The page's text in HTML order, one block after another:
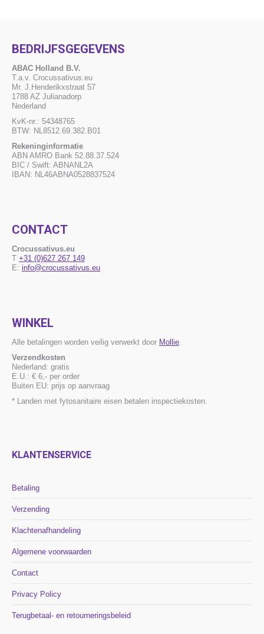
BEDRIJFSGEGEVENS
ABAC Holland B.V.
T.a.v. Crocussativus.eu
Mr. J.Henderikxstraat 57
1788 AZ Julianadorp
Nederland
KvK-nr.: 54348765
BTW: NL8512.69.382.B01
Rekeninginformatie
ABN AMRO Bank 52.88.37.524
BIC / Swift: ABNANL2A
IBAN: NL46ABNA0528837524
CONTACT
Crocussativus.eu
T +31 (0)627 267 149
E: info@crocussativus.eu
WINKEL
Alle betalingen worden veilig verwerkt door Mollie.
Verzendkosten
Nederland: gratis
E.U.: € 6,- per order
Buiten EU: prijs op aanvraag
* Landen met fytosanitaire eisen betalen inspectiekosten.
KLANTENSERVICE
Betaling
Verzending
Klachtenafhandeling
Algemene voorwaarden
Contact
Privacy Policy
Terugbetaal- en retourneringsbeleid